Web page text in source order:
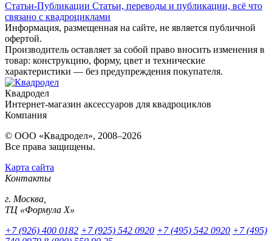
Статьи-Публикации Статьи, переводы и публикации, всё что
связано с квадроциклами
Информация, размещенная на сайте, не является публичной
офертой.
Производитель оставляет за собой право вносить изменения в
товар: конструкцию, форму, цвет и технические
характеристики — без предупреждения покупателя.
Квадродел
Интернет-магазин аксессуаров для квадроциклов
Компания
© ООО «Квадродел», 2008–2026
Все права защищены.
Карта сайта
Контакты
г. Москва,
ТЦ «Формула Х»
+7 (926) 400 0182 +7 (925) 542 0920 +7 (495) 542 0920 +7 (495)